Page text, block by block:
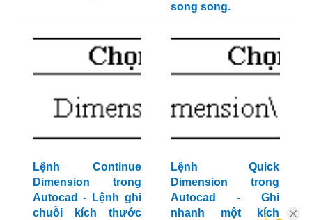
song song.
Lệnh Continue
Dimension trong
Autocad - Lệnh ghi
chuỗi kích thước
Lệnh Quick
Dimension trong
Autocad - Ghi
nhanh một kích